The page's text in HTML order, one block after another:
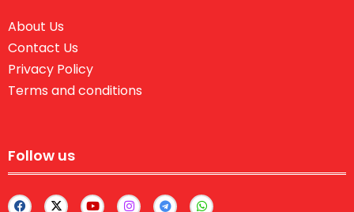
About Us
Contact Us
Privacy Policy
Terms and conditions
Follow us